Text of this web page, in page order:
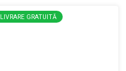
LIVRARE GRATUITĂ